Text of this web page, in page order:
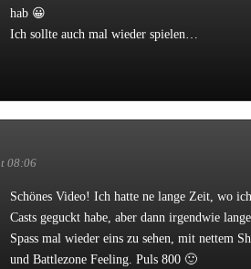
hab 😀
Ich sollte auch mal wieder spielen…
08:06
Schönes Video! Ich hatte ne lange Zeit, wo
Casts geguckt habe, aber dann irgendwie
Spass mal wieder eins zu sehen, mit nettem
und Battlezone Feeling. Puls 800 🙂